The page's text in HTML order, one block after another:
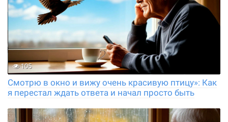
105
Смотрю в окно и вижу очень красивую птицу»: Как
я перестал ждать ответа и начал просто быть